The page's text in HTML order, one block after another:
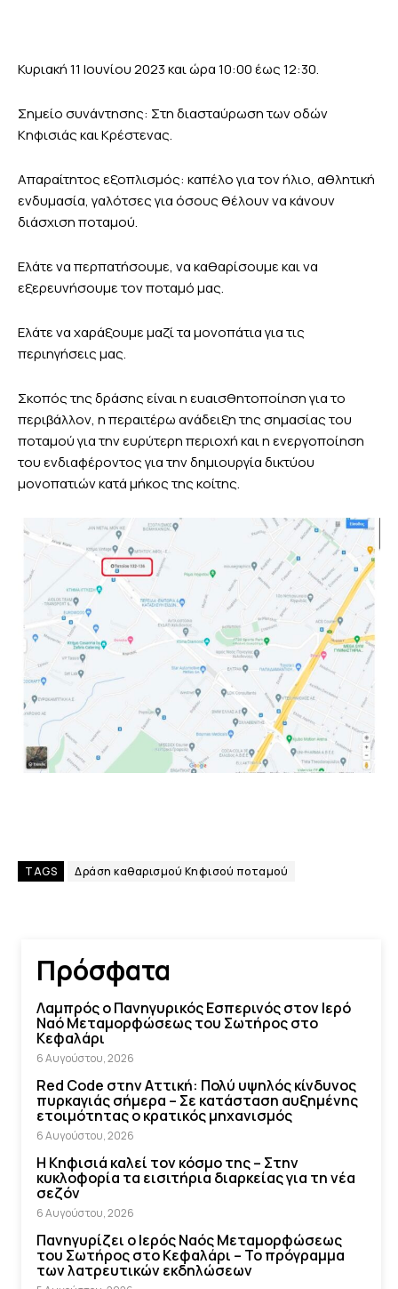
Κυριακή 11 Ιουνίου 2023 και ώρα 10:00 έως 12:30.
Σημείο συνάντησης: Στη διασταύρωση των οδών
Κηφισιάς και Κρέστενας.
Απαραίτητος εξοπλισμός: καπέλο για τον ήλιο, αθλητική
ενδυμασία, γαλότσες για όσους θέλουν να κάνουν
διάσχιση ποταμού.
Ελάτε να περπατήσουμε, να καθαρίσουμε και να
εξερευνήσουμε τον ποταμό μας.
Ελάτε να χαράξουμε μαζί τα μονοπάτια για τις
περιηγήσεις μας.
Σκοπός της δράσης είναι η ευαισθητοποίηση για το
περιβάλλον, η περαιτέρω ανάδειξη της σημασίας του
ποταμού για την ευρύτερη περιοχή και η ενεργοποίηση
του ενδιαφέροντος για την δημιουργία δικτύου
μονοπατιών κατά μήκος της κοίτης.
TAGS Δράση καθαρισμού Κηφισού ποταμού
Πρόσφατα
Λαμπρός ο Πανηγυρικός Εσπερινός στον Ιερό
Ναό Μεταμορφώσεως του Σωτήρος στο
Κεφαλάρι
6 Αυγούστου, 2026
Red Code στην Αττική: Πολύ υψηλός κίνδυνος
πυρκαγιάς σήμερα – Σε κατάσταση αυξημένης
ετοιμότητας ο κρατικός μηχανισμός
6 Αυγούστου, 2026
Η Κηφισιά καλεί τον κόσμο της – Στην
κυκλοφορία τα εισιτήρια διαρκείας για τη νέα
σεζόν
6 Αυγούστου, 2026
Πανηγυρίζει ο Ιερός Ναός Μεταμορφώσεως
του Σωτήρος στο Κεφαλάρι – Το πρόγραμμα
των λατρευτικών εκδηλώσεων